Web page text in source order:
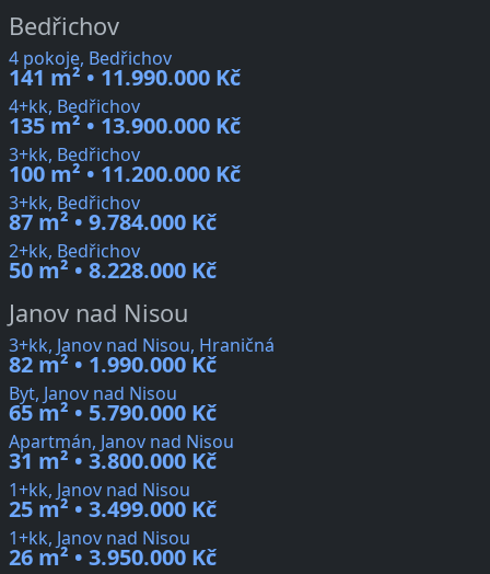
Bedřichov
4 pokoje, Bedřichov
141 m² • 11.990.000 Kč
4+kk, Bedřichov
135 m² • 13.900.000 Kč
3+kk, Bedřichov
100 m² • 11.200.000 Kč
3+kk, Bedřichov
87 m² • 9.784.000 Kč
2+kk, Bedřichov
50 m² • 8.228.000 Kč
Janov nad Nisou
3+kk, Janov nad Nisou, Hraničná
82 m² • 1.990.000 Kč
Byt, Janov nad Nisou
65 m² • 5.790.000 Kč
Apartmán, Janov nad Nisou
31 m² • 3.800.000 Kč
1+kk, Janov nad Nisou
25 m² • 3.499.000 Kč
1+kk, Janov nad Nisou
26 m² • 3.950.000 Kč